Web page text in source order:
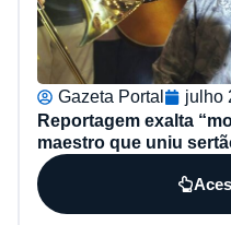
Gazeta Portal julho
Reportagem exalta
maestro que uniu